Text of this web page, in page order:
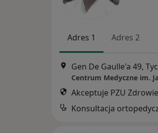
Adres 1 Adres 2
Gen De Gaulle'a 49,
Centrum Medyczne im.
Akceptuje PZU Zdrowie
Konsultacja